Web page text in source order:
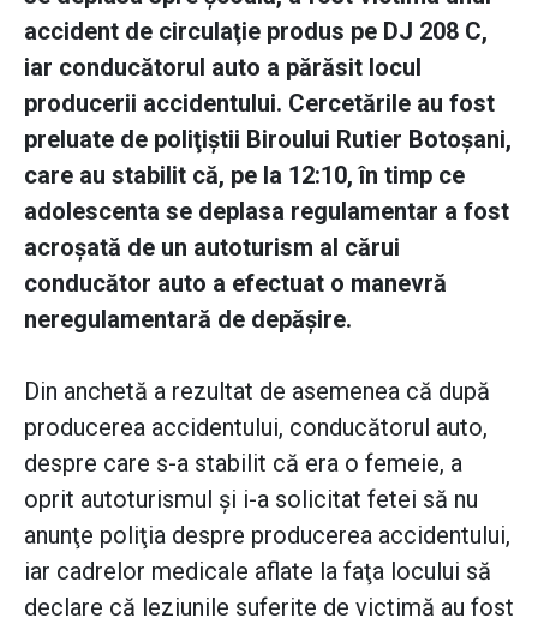
accident de circulaţie produs pe DJ 208 C,
iar conducătorul auto a părăsit locul
producerii accidentului. Cercetările au fost
preluate de poliţiştii Biroului Rutier Botoşani,
care au stabilit că, pe la 12:10, în timp ce
adolescenta se deplasa regulamentar a fost
acroşată de un autoturism al cărui
conducător auto a efectuat o manevră
neregulamentară de depăşire.
Din anchetă a rezultat de asemenea că după
producerea accidentului, conducătorul auto,
despre care s-a stabilit că era o femeie, a
oprit autoturismul şi i-a solicitat fetei să nu
anunţe poliţia despre producerea accidentului,
iar cadrelor medicale aflate la faţa locului să
declare că leziunile suferite de victimă au fost